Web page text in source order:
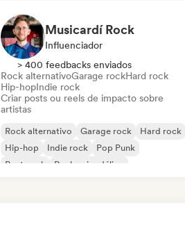
Musicardí Rock
Influenciador
> 400 feedbacks enviados
Rock alternativoGarage rockHard rock
Hip-hopIndie rock
Criar posts ou reels de impacto sobre
artistas
Rock alternativo Garage rock
Hard rock
Hip-hop
Indie rock
Pop Punk
Post punk
Rock psicodélico